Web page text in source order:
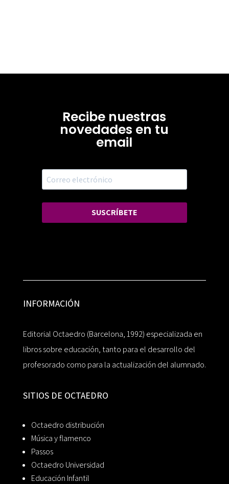
Recibe nuestras
novedades en tu
email
SUSCRÍBETE
INFORMACIÓN
Editorial Octaedro (Barcelona, 1992) especializada en
libros sobre educación, tanto para el desarrollo del
profesorado como para la actualización del alumnado.
SITIOS DE OCTAEDRO
Octaedro distribución
Música y flamenco
Passos
Octaedro Universidad
Educación Infantil